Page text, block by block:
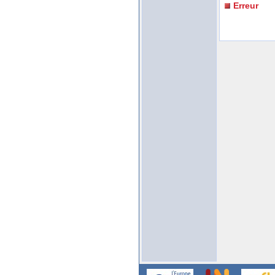
Erreur